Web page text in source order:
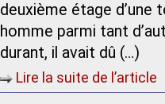
deuxième étage d’une
homme parmi tant
durant, il avait dû (…)
Lire la suite de l’article